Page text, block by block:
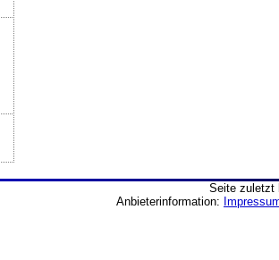
Seite zuletzt
Anbieterinformation: